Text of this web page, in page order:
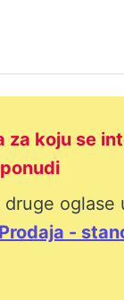
za koju se
oglase
Prodaja -